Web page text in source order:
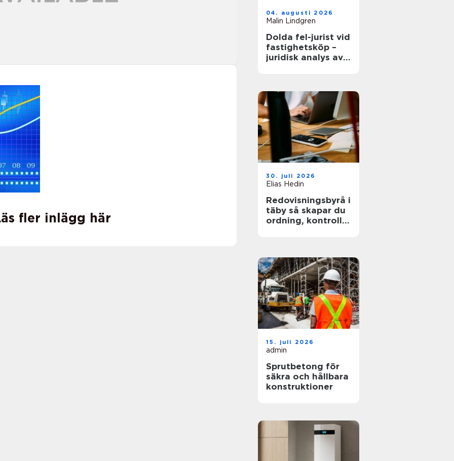
fler inlägg här
04. augusti 2026
Malin Lindgren
Dolda fel-jurist vid
fastighetsköp –
juridisk analys av
praktiken
30. juli 2026
Elias Hedin
Redovisningsbyrå i
täby så skapar du
ordning, kontroll
15. juli 2026
admin
Sprutbetong för
säkra och hållbara
konstruktioner